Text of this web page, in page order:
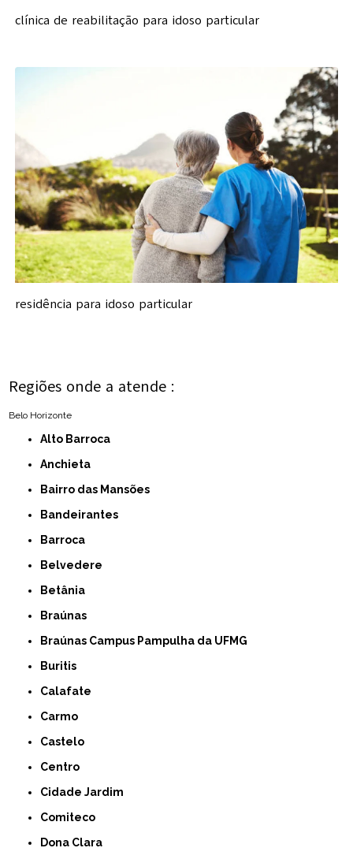
clínica de reabilitação para idoso particular
residência para idoso particular
Regiões onde a atende :
Belo Horizonte
Alto Barroca
Anchieta
Bairro das Mansões
Bandeirantes
Barroca
Belvedere
Betânia
Braúnas
Braúnas Campus Pampulha da UFMG
Buritis
Calafate
Carmo
Castelo
Centro
Cidade Jardim
Comiteco
Dona Clara